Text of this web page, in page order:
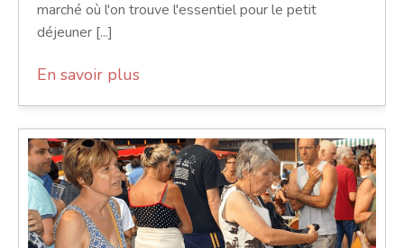
marché où l'on trouve l'essentiel pour le petit
déjeuner [...]
En savoir plus